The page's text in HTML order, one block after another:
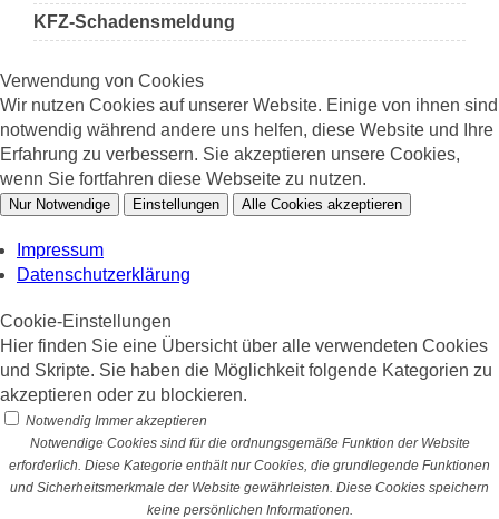
KFZ-Schadensmeldung
Verwendung von Cookies
Wir nutzen Cookies auf unserer Website. Einige von ihnen sind
notwendig während andere uns helfen, diese Website und Ihre
Erfahrung zu verbessern. Sie akzeptieren unsere Cookies,
wenn Sie fortfahren diese Webseite zu nutzen.
Nur Notwendige Einstellungen Alle Cookies akzeptieren
Impressum
Datenschutzerklärung
Cookie-Einstellungen
Hier finden Sie eine Übersicht über alle verwendeten Cookies
und Skripte. Sie haben die Möglichkeit folgende Kategorien zu
akzeptieren oder zu blockieren.
Notwendig Immer akzeptieren
Notwendige Cookies sind für die ordnungsgemäße Funktion der Website
erforderlich. Diese Kategorie enthält nur Cookies, die grundlegende Funktionen
und Sicherheitsmerkmale der Website gewährleisten. Diese Cookies speichern
keine persönlichen Informationen.